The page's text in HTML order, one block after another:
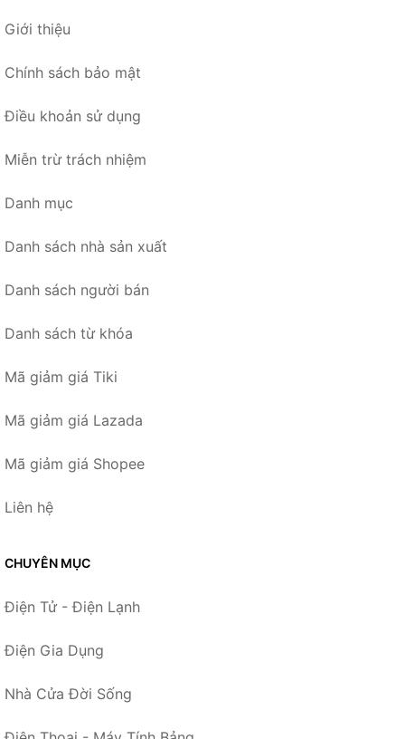
Giới thiệu
Chính sách bảo mật
Điều khoản sử dụng
Miễn trừ trách nhiệm
Danh mục
Danh sách nhà sản xuất
Danh sách người bán
Danh sách từ khóa
Mã giảm giá Tiki
Mã giảm giá Lazada
Mã giảm giá Shopee
Liên hệ
CHUYÊN MỤC
Điện Tử - Điện Lạnh
Điện Gia Dụng
Nhà Cửa Đời Sống